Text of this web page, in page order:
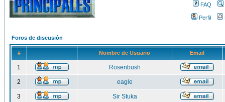
FAQ
Perfil
Foros de discusión
# Nombre de Usuario Email
1 Rosenbush
2 eagle
3 Sir Stuka